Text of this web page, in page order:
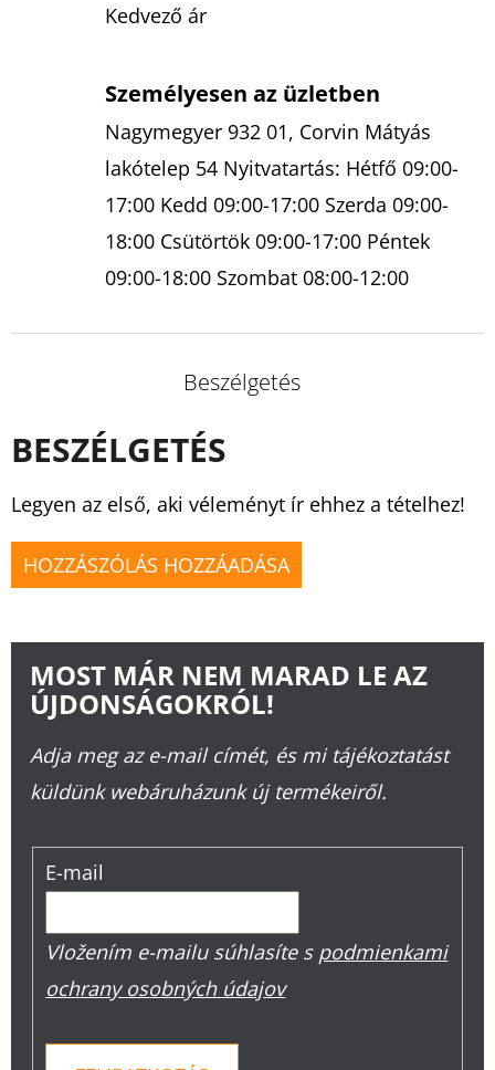
Kedvező ár
Személyesen az üzletben
Nagymegyer 932 01, Corvin Mátyás
lakótelep 54 Nyitvatartás: Hétfő 09:00-
17:00 Kedd 09:00-17:00 Szerda 09:00-
18:00 Csütörtök 09:00-17:00 Péntek
09:00-18:00 Szombat 08:00-12:00
Beszélgetés
BESZÉLGETÉS
Legyen az első, aki véleményt ír ehhez a tételhez!
HOZZÁSZÓLÁS HOZZÁADÁSA
MOST MÁR NEM MARAD LE AZ
ÚJDONSÁGOKRÓL!
Adja meg az e-mail címét, és mi tájékoztatást
küldünk webáruházunk új termékeiről.
E-mail
Vložením e-mailu súhlasíte s podmienkami
ochrany osobných údajov